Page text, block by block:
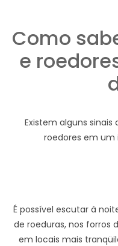
Como
e
Existem alguns
roedores em um
É possível escutar à
de roeduras, nos forros
em locais mais